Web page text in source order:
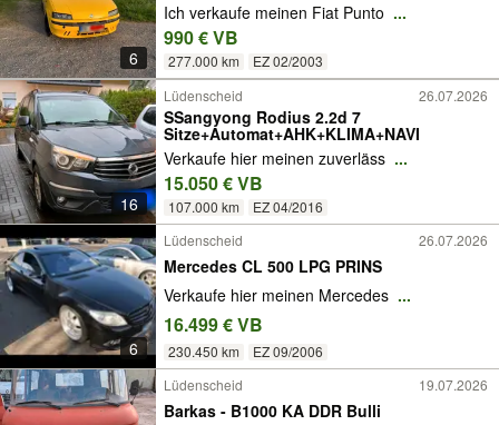
6
Ich verkaufe meinen Fiat Punto ...
990 € VB
277.000 km EZ 02/2003
16
Lüdenscheid 26.07.2026
SSangyong Rodius 2.2d 7
Sitze+Automat+AHK+KLIMA+NAVI
Verkaufe hier meinen zuverläss ...
15.050 € VB
107.000 km EZ 04/2016
6
Lüdenscheid 26.07.2026
Mercedes CL 500 LPG PRINS
Verkaufe hier meinen Mercedes ...
16.499 € VB
230.450 km EZ 09/2006
Lüdenscheid 19.07.2026
Barkas - B1000 KA DDR Bulli